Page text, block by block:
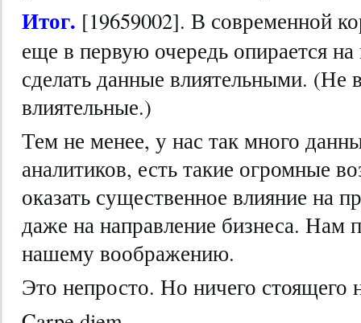
Итог. [19659002]. В современной
еще в первую очередь опирается
сделать данные влиятельными. (Не
влиятельные.)
Тем не менее, у нас так много
аналитиков, есть такие огромные
оказать существенное влияние на
даже на направление бизнеса. Нам
нашему воображению.
Это непросто. Но ничего стоящего